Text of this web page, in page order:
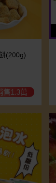
(200g)
售1.3萬